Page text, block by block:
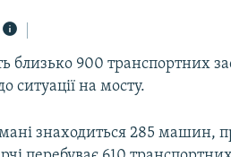
900 транспортних
ситуації на мосту.
знаходиться 285 машин,